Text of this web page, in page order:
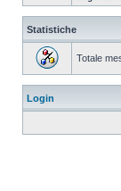
Statistiche
Totale
Login